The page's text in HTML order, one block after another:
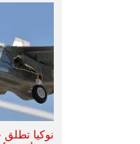
نوكيا تطلق